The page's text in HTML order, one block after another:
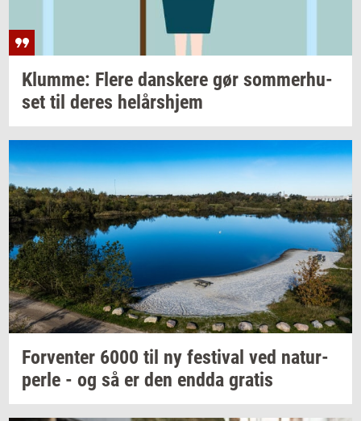
Klum­me: Flere dan­ske­re gør som­mer­hu­
set til deres helårs­hjem
For­ven­ter 6000 til ny festi­val ved na­tur­
per­le - og så er den endda gra­tis